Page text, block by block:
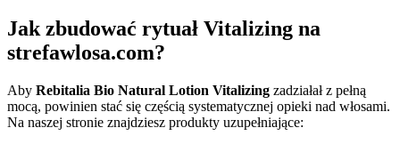
Jak zbudować rytuał Vitalizing na
strefawlosa.com?
Aby Rebitalia Bio Natural Lotion Vitalizing zadziałał z pełną
mocą, powinien stać się częścią systematycznej opieki nad włosami.
Na naszej stronie znajdziesz produkty uzupełniające: